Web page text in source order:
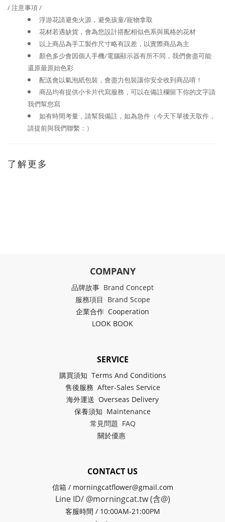
/ 注意事項 /
浮游花請避免火源，避免孩童/寵物拿取
花材若遇缺貨，會為您設計搭配相似色系與風格的花材
以上商品為手工製作尺寸略有誤差，以實際商品為主
顏色多少會因個人手機/電腦顯示器有所不同，我們會盡可能
還原最原始色彩
配送會以氣泡紙包裝，會盡力包裝讓你安全收到商品唷！
商品均有提供小卡片代寫服務，可以在備註欄留下你的文字請
我們幫您寫
如有時間考量，請幫我備註，如為急件（今天下單後天取件，
請提前與我們聯繫：）
了解更多
COMPANY
品牌故事 Brand Concept
服務項目 Brand Scope
企業合作 Cooperation
LOOK BOOK
SERVICE
購買須知 Terms And Conditions
售後服務 After-Sales Service
海外運送 Overseas Delivery
保養須知 Maintenance
常見問題 FAQ
關於優惠
CONTACT US
信箱 / morningcatflower@gmail.com
Line ID/ @morningcat.tw (含@)
客服時間 / 10:00AM-21:00PM